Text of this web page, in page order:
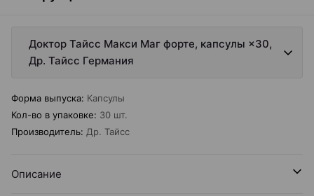
Доктор Тайсс Макси Маг форте, капсулы ×30,
Др. Тайсс Германия
Форма выпуска: Капсулы
Кол-во в упаковке: 30 шт.
Производитель: Др. Тайсс
Описание